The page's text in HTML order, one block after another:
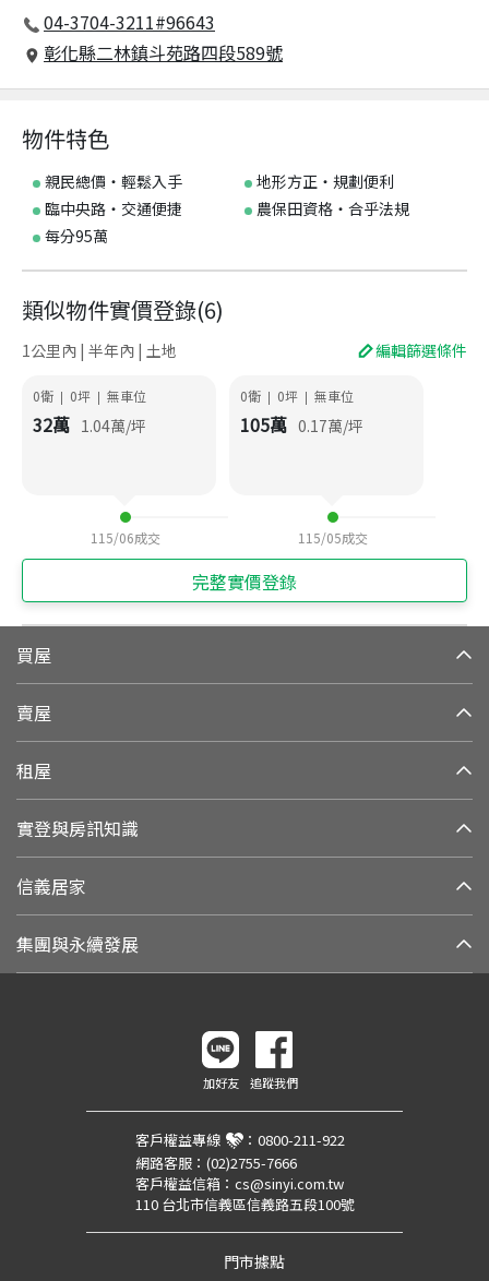
04-3704-3211#96643
彰化縣二林鎮斗苑路四段589號
物件特色
親民總價・輕鬆入手
地形方正・規劃便利
臨中央路・交通便捷
農保田資格・合乎法規
每分95萬
類似物件實價登錄(6)
1公里內 | 半年內 | 土地 編輯篩選條件
0衛 | 0坪 | 無車位
32萬 1.04萬/坪
115/06成交
0衛 | 0坪 | 無車位
105萬 0.17萬/坪
115/05成交
完整實價登錄
買屋
賣屋
租屋
實登與房訊知識
信義居家
集團與永續發展
加好友 追蹤我們
客戶權益專線 ： 0800-211-922
網路客服： (02)2755-7666
客戶權益信箱： cs@sinyi.com.tw
110 台北市信義區信義路五段100號
門市據點